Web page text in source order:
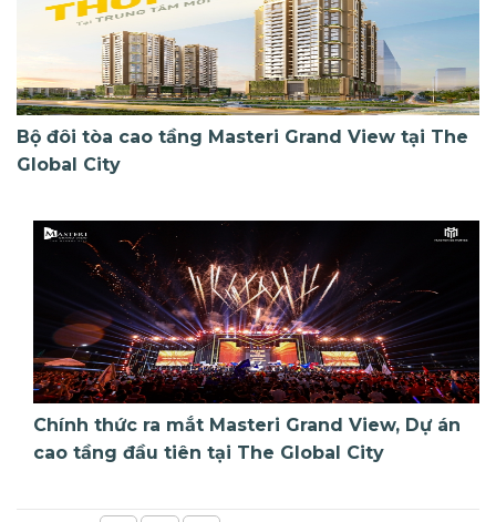
Bộ đôi tòa cao tầng Masteri Grand View tại The
Global City
Chính thức ra mắt Masteri Grand View, Dự án
cao tầng đầu tiên tại The Global City